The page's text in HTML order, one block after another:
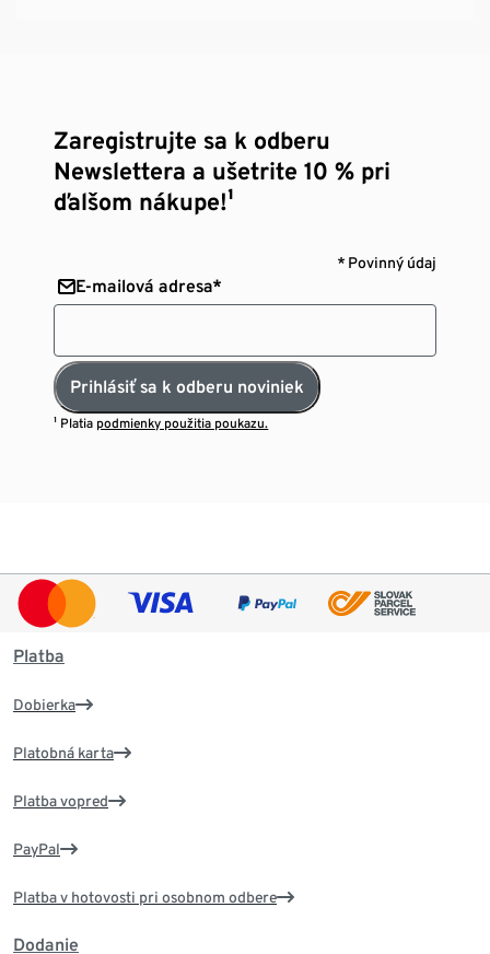
Zaregistrujte sa k odberu
Newslettera a ušetrite 10 % pri
ďalšom nákupe!¹
* Povinný údaj
E-mailová adresa*
Prihlásiť sa k odberu noviniek
¹ Platia podmienky použitia poukazu.
Platba
Dobierka
Platobná karta
Platba vopred
PayPal
Platba v hotovosti pri osobnom odbere
Dodanie